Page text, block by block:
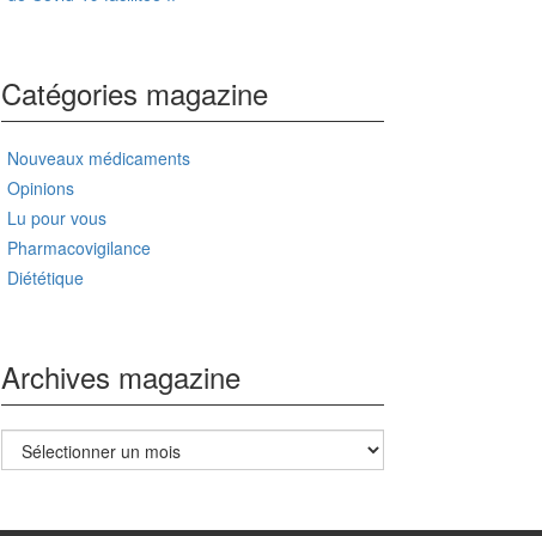
Catégories magazine
Nouveaux médicaments
Opinions
Lu pour vous
Pharmacovigilance
Diététique
Archives magazine
Archives
magazine